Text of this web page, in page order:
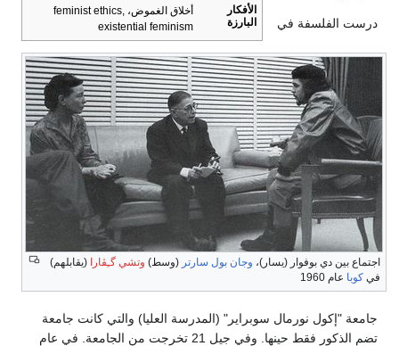
الأفكار
البارزة
أخلاق الغموض، feminist ethics,
existential feminism
اجتماع بين دي بوفوار (يسار)، وجان بول سارتر (وسط) وتشي گـِڤارا
(يقابلهم)
في كوبا عام 1960
درست الفلسفة في
جامعة "إكول نورمال سوبراير" (المدرسة العليا) والتي كانت جامعة
تضم الذكور فقط حينها. وفي جيل 21 تخرجت من الجامعة. في عام